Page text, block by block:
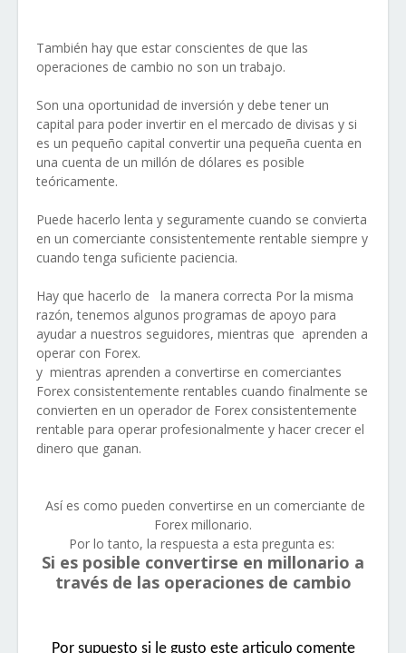
También hay que estar conscientes de que las
operaciones de cambio no son un trabajo.
Son una oportunidad de inversión y debe tener un
capital para poder invertir en el mercado de divisas y si
es un pequeño capital convertir una pequeña cuenta en
una cuenta de un millón de dólares es posible
teóricamente.
Puede hacerlo lenta y seguramente cuando se convierta
en un comerciante consistentemente rentable siempre y
cuando tenga suficiente paciencia.
Hay que hacerlo de
la manera correcta Por la misma
razón, tenemos algunos programas de apoyo para
ayudar a nuestros seguidores, mientras que aprenden a
operar con Forex.
y mientras aprenden a convertirse en comerciantes
Forex consistentemente rentables cuando finalmente se
convierten en un operador de Forex consistentemente
rentable para operar profesionalmente y hacer crecer el
dinero que ganan.
Así es como pueden convertirse en un comerciante de
Forex millonario.
Por lo tanto, la respuesta a esta pregunta es:
Si es posible convertirse en millonario a
través de las operaciones de cambio
Por supuesto si le gusto este articulo comente